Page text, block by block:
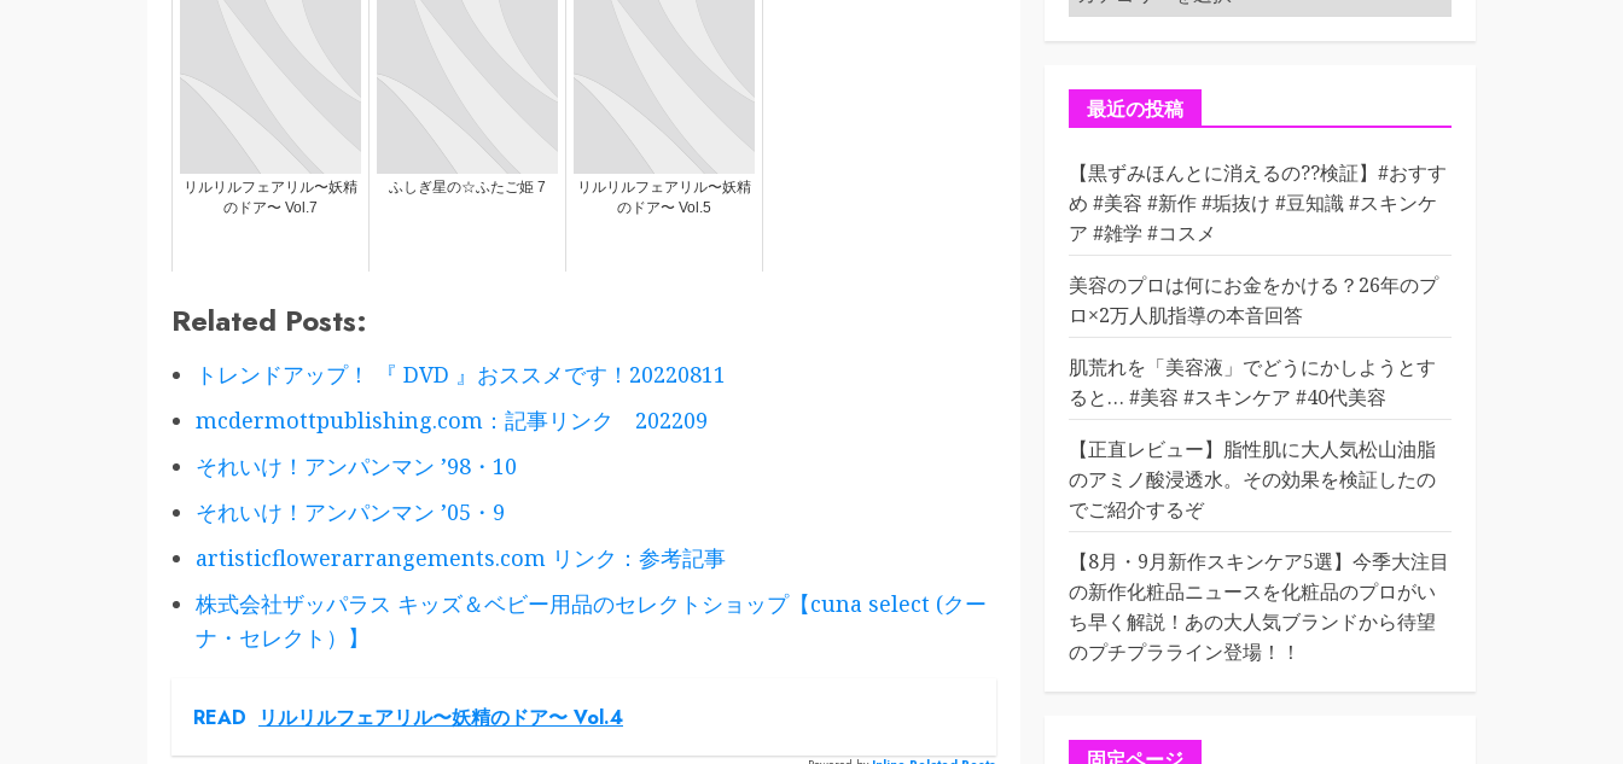
リルリルフェアリル〜妖精
のドア〜 Vol.7
ふしぎ星の☆ふたご姫 7
リルリルフェアリル〜妖精
のドア〜 Vol.5
Related Posts:
トレンドアップ！ 『 DVD 』おススメです！20220811
mcdermottpublishing.com：記事リンク 202209
それいけ！アンパンマン ’98・10
それいけ！アンパンマン ’05・9
artisticflowerarrangements.com リンク：参考記事
株式会社ザッパラス キッズ＆ベビー用品のセレクトショップ【cuna select (クー
ナ・セレクト）】
READ リルリルフェアリル〜妖精のドア〜 Vol.4
テ
ゴ
ー最近の投稿
【黒ずみほんとに消えるの??検証】#おすす
め #美容 #新作 #垢抜け #豆知識 #スキンケ
ア #雑学 #コスメ
美容のプロは何にお金をかける？26年のプ
ロ×2万人肌指導の本音回答
肌荒れを「美容液」でどうにかしようとす
ると… #美容 #スキンケア #40代美容
【正直レビュー】脂性肌に大人気松山油脂
のアミノ酸浸透水。その効果を検証したの
でご紹介するぞ
【8月・9月新作スキンケア5選】今季大注目
の新作化粧品ニュースを化粧品のプロがい
ち早く解説！あの大人気ブランドから待望
のプチプラライン登場！！